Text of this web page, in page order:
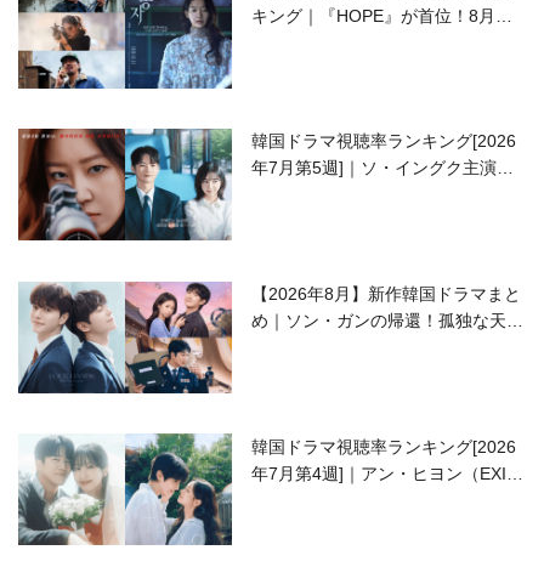
キング｜『HOPE』が首位！8月公
韓国ドラマ視聴率ランキング[2026
年7月第5週]｜ソ・イングク主演の
【2026年8月】新作韓国ドラマまと
め｜ソン・ガンの帰還！孤独な天才
韓国ドラマ視聴率ランキング[2026
年7月第4週]｜アン・ヒヨン（EXID